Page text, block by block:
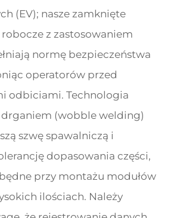
(EV); nasze zamknięte
z zastosowaniem
normę bezpieczeństwa
operatorów przed
odbiciami. Technologia
drganiem (wobble welding)
szwę spawalniczą i
dopasowania części,
przy montażu modułów
ilościach. Należy